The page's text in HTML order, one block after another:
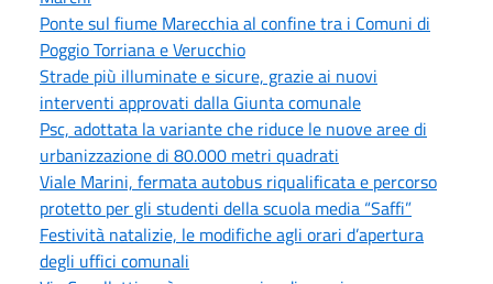
Ponte sul fiume Marecchia al confine tra i Comuni di
Poggio Torriana e Verucchio
Strade più illuminate e sicure, grazie ai nuovi
interventi approvati dalla Giunta comunale
Psc, adottata la variante che riduce le nuove aree di
urbanizzazione di 80.000 metri quadrati
Viale Marini, fermata autobus riqualificata e percorso
protetto per gli studenti della scuola media “Saffi”
Festività natalizie, le modifiche agli orari d’apertura
degli uffici comunali